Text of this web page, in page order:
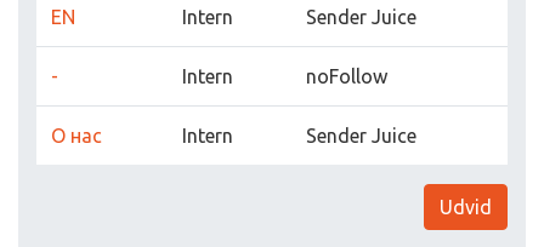
EN Intern Sender Juice
- Intern noFollow
О нас Intern Sender Juice
Udvid